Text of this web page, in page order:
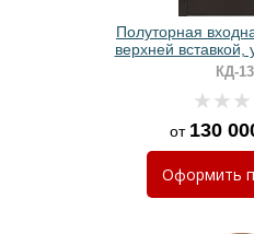
Полуторная
верхней вставкой,
и черными КД-
от 130
Оформить